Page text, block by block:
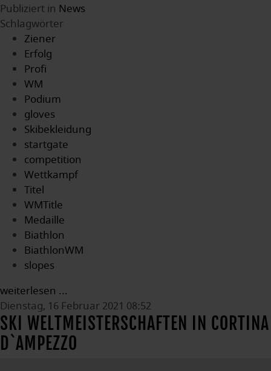
Publiziert in News
Schlagwörter
Ziener
Erfolg
Profi
WM
Podium
gloves
Skibekleidung
startgate
competition
Wettkampf
Titel
WMTitle
Medaille
Biathlon
BiathlonWM
slopes
weiterlesen ...
Dienstag, 16 Februar 2021 08:52
SKI WELTMEISTERSCHAFTEN IN CORTINA
D`AMPEZZO